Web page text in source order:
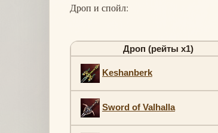
Дроп и спойл:
Дроп (рейты х1)
Keshanberk
Sword of Valhalla